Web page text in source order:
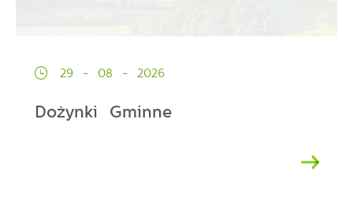
29 - 08 - 2026
Dożynki Gminne